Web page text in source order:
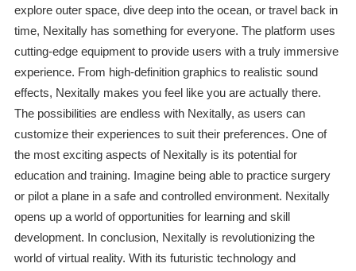
explore outer space, dive deep into the ocean, or travel back in
time, Nexitally has something for everyone. The platform uses
cutting-edge equipment to provide users with a truly immersive
experience. From high-definition graphics to realistic sound
effects, Nexitally makes you feel like you are actually there.
The possibilities are endless with Nexitally, as users can
customize their experiences to suit their preferences. One of
the most exciting aspects of Nexitally is its potential for
education and training. Imagine being able to practice surgery
or pilot a plane in a safe and controlled environment. Nexitally
opens up a world of opportunities for learning and skill
development. In conclusion, Nexitally is revolutionizing the
world of virtual reality. With its futuristic technology and